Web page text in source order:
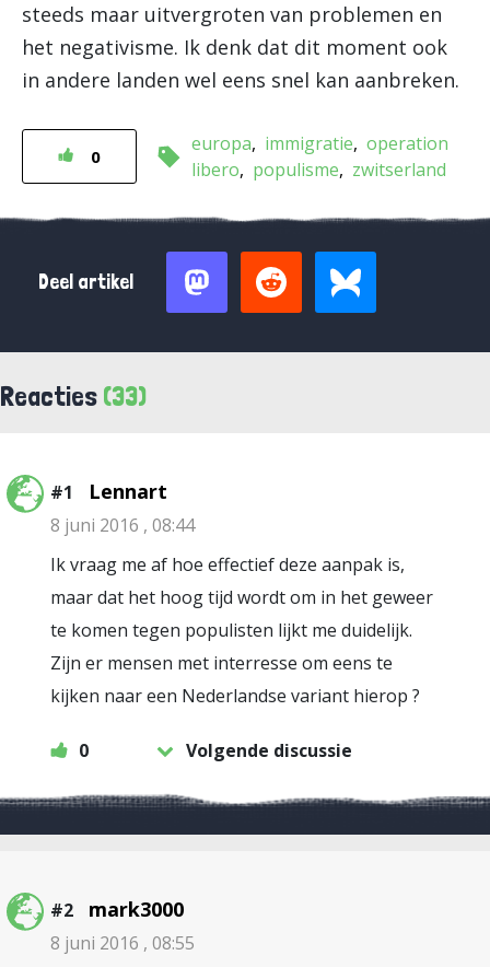
steeds maar uitvergroten van problemen en
het negativisme. Ik denk dat dit moment ook
in andere landen wel eens snel kan aanbreken.
0
europa immigratie operation
libero
populisme zwitserland
Deel artikel
Reacties (33)
#1 Lennart
8 juni 2016 , 08:44
Ik vraag me af hoe effectief deze aanpak is,
maar dat het hoog tijd wordt om in het geweer
te komen tegen populisten lijkt me duidelijk.
Zijn er mensen met interresse om eens te
kijken naar een Nederlandse variant hierop ?
0 Volgende discussie
#2 mark3000
8 juni 2016 , 08:55